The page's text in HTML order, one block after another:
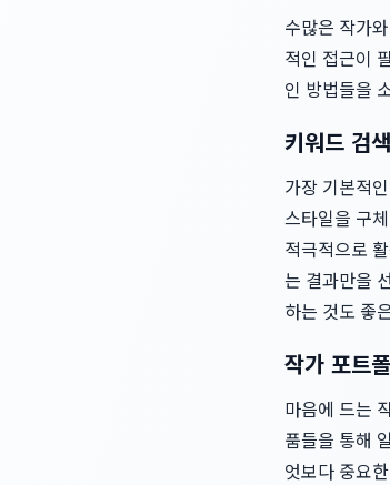
수많은 작가
적인 접근이
인 방법들을
키워드 검
가장 기본적
스타일을 구
적극적으로
는 결과만을
하는 것도 좋
작가 포트
마음에 드는
품들을 통해
엇보다 중요